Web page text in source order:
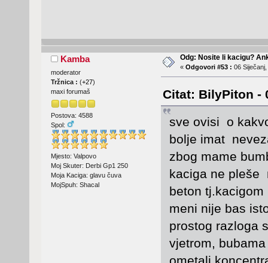
Kamba
moderator
Tržnica : (+27)
maxi forumaš
Postova: 4588
Spol:
Mjesto: Valpovo
Moj Skuter: Derbi Gp1 250
Moja Kaciga: glavu čuva
MojSpuh: Shacal
Odg: Nosite li kacigu?
« Odgovori #53 : 06
Citat: BilyPiton -
sve ovisi o
bolje imat
zbog mame
kaciga ne pleše
beton
meni nije bas
prostog razloga
vjetrom,